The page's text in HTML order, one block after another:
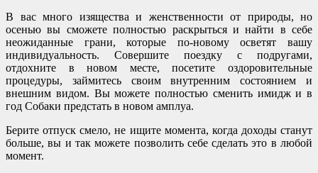
В вас много изящества и женственности от природы, но
осенью вы сможете полностью раскрыться и найти в себе
неожиданные грани, которые по-новому осветят вашу
индивидуальность. Совершите поездку с подругами,
отдохните в новом месте, посетите оздоровительные
процедуры, займитесь своим внутренним состоянием и
внешним видом. Вы можете полностью сменить имидж и в
год Собаки предстать в новом амплуа.
Берите отпуск смело, не ищите момента, когда доходы станут
больше, вы и так можете позволить себе сделать это в любой
момент.